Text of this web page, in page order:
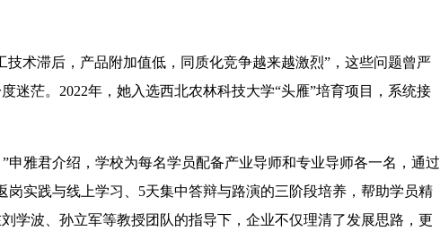
技术滞后，产品附加值低，同质化竞争越来越激烈”，这些问题曾严
迷茫。2022年，她入选西北农林科技大学“头雁”培育项目，系统接
”申雅君介绍，学校为每名学员配备产业导师和专业导师各一名，通过
岗实践与线上学习、5天集中答辩与路演的三阶段培养，帮助学员精
学波、孙立军等教授团队的指导下，企业不仅理清了发展思路，更